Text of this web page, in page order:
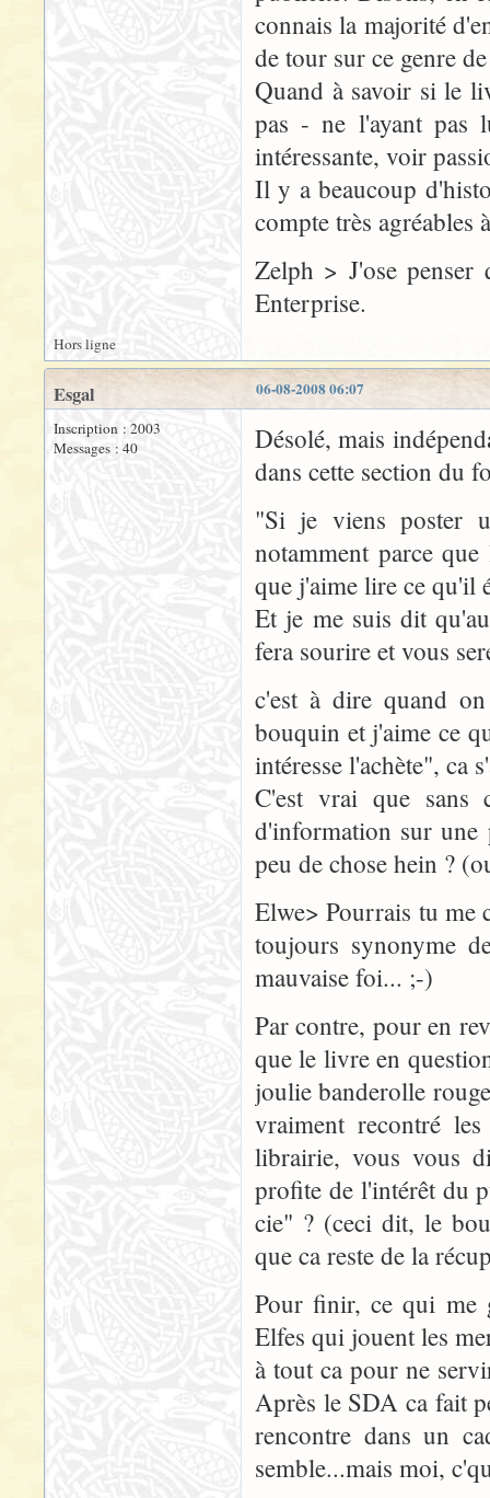
connais la majorité
de tour sur ce genre
Quand à savoir si le
pas - ne l'ayant pas
intéressante, voir
Il y a beaucoup
compte très agréables
Zelph > J'ose
Enterprise.
Hors ligne
06-08-2008 06:07
Esgal
Inscription : 2003
Messages : 40
Désolé, mais
dans cette section du
"Si je viens poster
notamment parce
que j'aime lire ce qu'il
Et je me suis dit
fera sourire et vous
c'est à dire quand
bouquin et j'aime ce
intéresse l'achète", ca
C'est vrai que sans
d'information sur une
peu de chose hein ?
Elwe> Pourrais tu me
toujours synonyme
mauvaise foi... ;-)
Par contre, pour en
que le livre en
joulie banderolle
vraiment recontré
librairie, vous vous
profite de l'intérêt du
cie" ? (ceci dit, le
que ca reste de la
Pour finir, ce qui me
Elfes qui jouent les
à tout ca pour ne
Après le SDA ca fait
rencontre dans un
semble...mais moi,